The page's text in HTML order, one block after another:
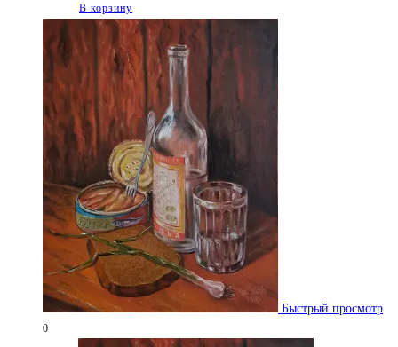
В корзину
Быстрый просмотр
0